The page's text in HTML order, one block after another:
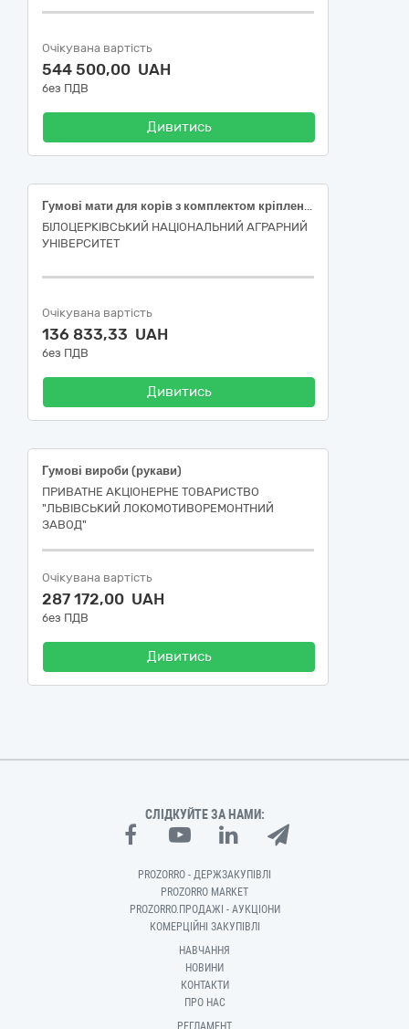
Очікувана вартість
544 500,00 UAH
без ПДВ
Дивитись
Гумові мати для корів з комплектом кріплень (розмір 1830х1230х25 мм) (код ДК 021:2015:19510000-4 — Гумові вироби)
БІЛОЦЕРКІВСЬКИЙ НАЦІОНАЛЬНИЙ АГРАРНИЙ
УНІВЕРСИТЕТ
Очікувана вартість
136 833,33 UAH
без ПДВ
Дивитись
Гумові вироби (рукави)
ПРИВАТНЕ АКЦІОНЕРНЕ ТОВАРИСТВО
"ЛЬВІВСЬКИЙ ЛОКОМОТИВОРЕМОНТНИЙ
ЗАВОД"
Очікувана вартість
287 172,00 UAH
без ПДВ
Дивитись
СЛІДКУЙТЕ ЗА НАМИ:
PROZORRO - ДЕРЖЗАКУПІВЛІ
PROZORRO MARKET
PROZORRO.ПРОДАЖІ - АУКЦІОНИ
КОМЕРЦІЙНІ ЗАКУПІВЛІ
НАВЧАННЯ
НОВИНИ
КОНТАКТИ
ПРО НАС
РЕГЛАМЕНТ